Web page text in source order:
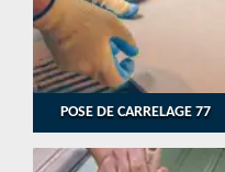
POSE DE CARRELAGE 77